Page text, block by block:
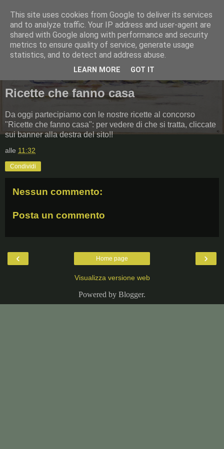
Pommes, poires et casserole
Ricette che fanno casa
Da oggi partecipiamo con le nostre ricette al concorso
"Ricette che fanno casa": per vedere di che si tratta, cliccate
sui banner alla destra del sito!!
alle 11:32
Condividi
Nessun commento:
Posta un commento
‹ ›
Home page
Visualizza versione web
Powered by Blogger.
This site uses cookies from Google to deliver its services
and to analyze traffic. Your IP address and user-agent are
shared with Google along with performance and security
metrics to ensure quality of service, generate usage
statistics, and to detect and address abuse.
LEARN MORE GOT IT